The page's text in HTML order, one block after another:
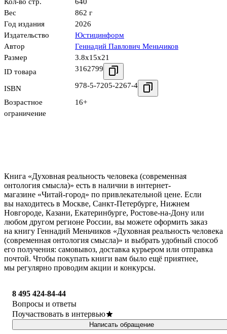
Кол-во стр.
640
Вес
862 г
Год издания
2026
Издательство
Юстицинформ
Автор
Геннадий Павлович Меньчиков
Размер
3.8x15x21
ID товара
3162799
ISBN 978-5-7205-2267-4
Возрастное
ограничение
16+
Книга «Духовная реальность человека (современная
онтология смысла)» есть в наличии в интернет-
магазине «Читай-город» по привлекательной цене. Если
вы находитесь в Москве, Санкт-Петербурге, Нижнем
Новгороде, Казани, Екатеринбурге, Ростове-на-Дону или
любом другом регионе России, вы можете оформить заказ
на книгу Геннадий Меньчиков «Духовная реальность человека
(современная онтология смысла)» и выбрать удобный способ
его получения: самовывоз, доставка курьером или отправка
почтой. Чтобы покупать книги вам было ещё приятнее,
мы регулярно проводим акции и конкурсы.
8 495 424-84-44
Вопросы и ответы
Поучаствовать в интервью
Написать обращение